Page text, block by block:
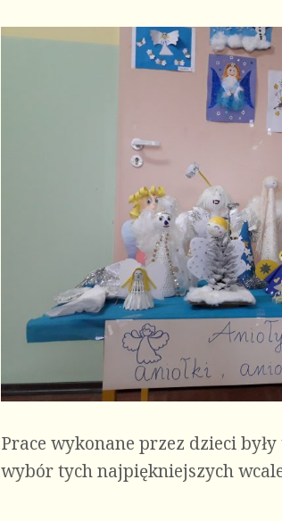
Prace wykonane przez dzieci
wybór tych najpiękniejszych